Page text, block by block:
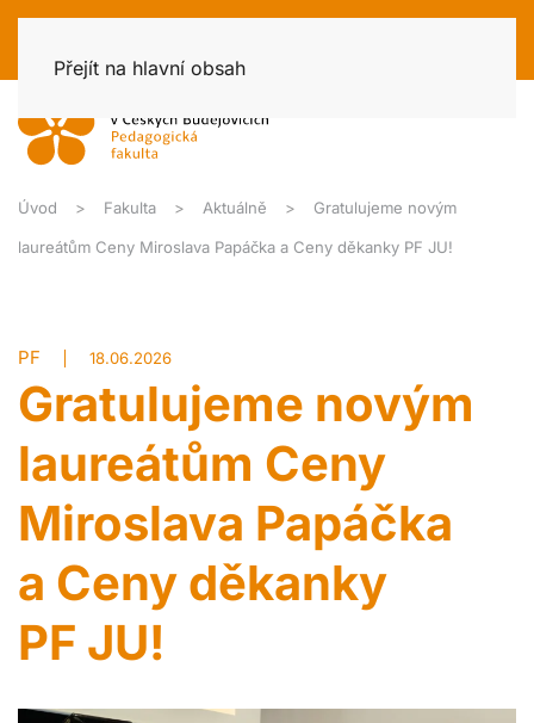
Přejít na hlavní obsah
Úvod Fakulta Aktuálně Gratulujeme novým
laureátům Ceny Miroslava Papáčka a Ceny děkanky PF JU!
PF 18.06.2026
Gratulujeme novým
laureátům Ceny
Miroslava Papáčka
a Ceny děkanky
PF JU!